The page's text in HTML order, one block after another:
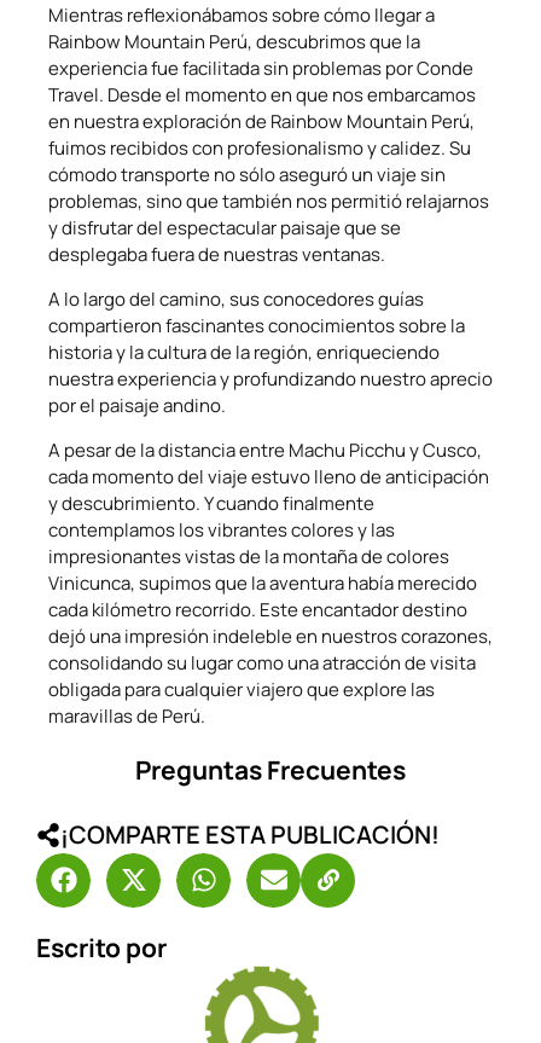
Mientras reflexionábamos sobre cómo llegar a
Rainbow Mountain Perú, descubrimos que la
experiencia fue facilitada sin problemas por Conde
Travel. Desde el momento en que nos embarcamos
en nuestra exploración de Rainbow Mountain Perú,
fuimos recibidos con profesionalismo y calidez. Su
cómodo transporte no sólo aseguró un viaje sin
problemas, sino que también nos permitió relajarnos
y disfrutar del espectacular paisaje que se
desplegaba fuera de nuestras ventanas.
A lo largo del camino, sus conocedores guías
compartieron fascinantes conocimientos sobre la
historia y la cultura de la región, enriqueciendo
nuestra experiencia y profundizando nuestro aprecio
por el paisaje andino.
A pesar de la distancia entre Machu Picchu y Cusco,
cada momento del viaje estuvo lleno de anticipación
y descubrimiento. Y cuando finalmente
contemplamos los vibrantes colores y las
impresionantes vistas de la montaña de colores
Vinicunca, supimos que la aventura había merecido
cada kilómetro recorrido. Este encantador destino
dejó una impresión indeleble en nuestros corazones,
consolidando su lugar como una atracción de visita
obligada para cualquier viajero que explore las
maravillas de Perú.
Preguntas Frecuentes
¡COMPARTE ESTA PUBLICACIÓN!
Escrito por